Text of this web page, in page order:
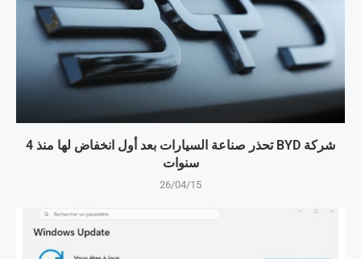
شركة BYD تحذر صناعة السيارات بعد أول انخفاض لها منذ 4
سنوات
26/04/15